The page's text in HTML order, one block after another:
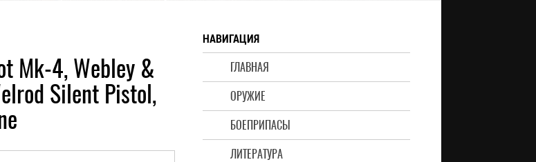
НАВИГАЦИЯ
ГЛАВНАЯ
ОРУЖИЕ
БОЕПРИПАСЫ
ЛИТЕРАТУРА
Mk-4, Webley &
Silent Pistol,